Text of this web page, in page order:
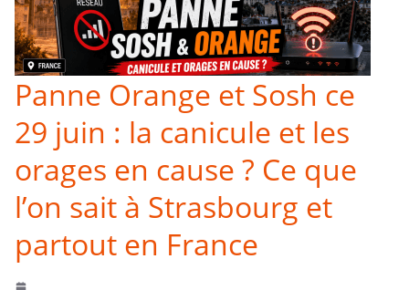
Panne Orange et Sosh ce
29 juin : la canicule et les
orages en cause ? Ce que
l’on sait à Strasbourg et
partout en France